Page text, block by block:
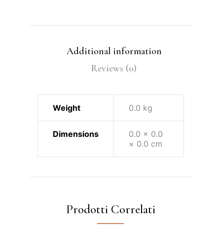
Additional information
Reviews (0)
Weight 0.0 kg
Dimensions
0.0 × 0.0
× 0.0 cm
Prodotti Correlati